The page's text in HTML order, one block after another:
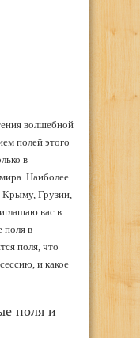
волшебной
полей этого
в
Наиболее
Крыму, Грузии,
вас в
поля в
поля, что
и какое
поля и